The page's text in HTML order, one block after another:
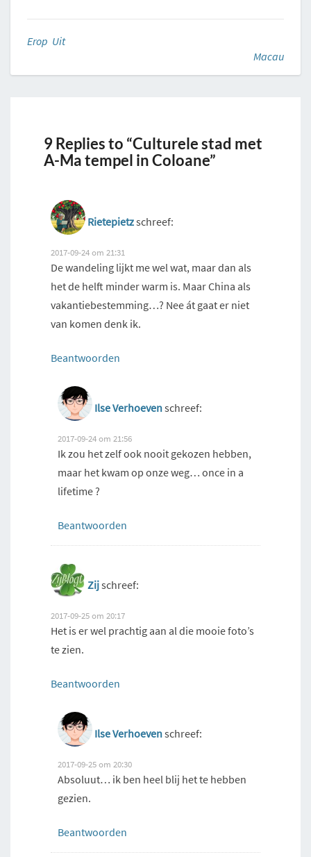
Erop Uit
Macau
9 Replies to “Culturele stad met
A-Ma tempel in Coloane”
Rietepietzschreef:
2017-09-24 om 21:31
De wandeling lijkt me wel wat, maar dan als
het de helft minder warm is. Maar China als
vakantiebestemming…? Nee át gaat er niet
van komen denk ik.
Beantwoorden
Ilse Verhoevenschreef:
2017-09-24 om 21:56
Ik zou het zelf ook nooit gekozen hebben,
maar het kwam op onze weg… once in a
lifetime ?
Beantwoorden
Zijschreef:
2017-09-25 om 20:17
Het is er wel prachtig aan al die mooie foto’s
te zien.
Beantwoorden
Ilse Verhoevenschreef:
2017-09-25 om 20:30
Absoluut… ik ben heel blij het te hebben
gezien.
Beantwoorden